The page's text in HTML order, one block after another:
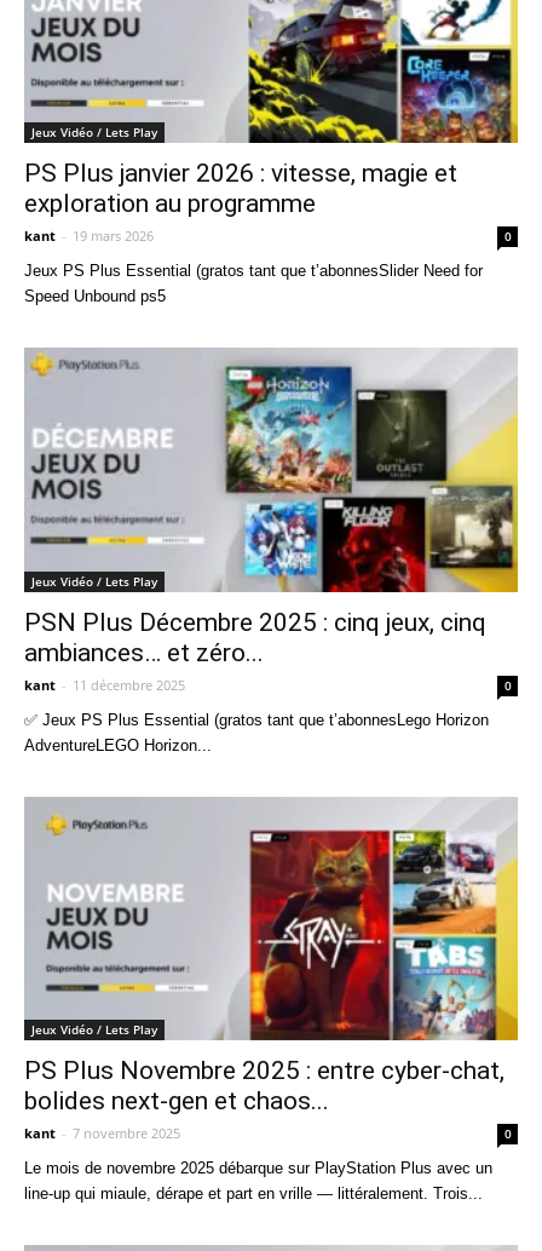
Jeux Vidéo / Lets Play
PS Plus janvier 2026 : vitesse, magie et
exploration au programme
kant - 19 mars 2026 0
Jeux PS Plus Essential (gratos tant que t’abonnesSlider Need for
Speed Unbound ps5
Jeux Vidéo / Lets Play
PSN Plus Décembre 2025 : cinq jeux, cinq
ambiances… et zéro...
kant - 11 décembre 2025 0
✅ Jeux PS Plus Essential (gratos tant que t’abonnesLego Horizon
AdventureLEGO Horizon...
Jeux Vidéo / Lets Play
PS Plus Novembre 2025 : entre cyber-chat,
bolides next-gen et chaos...
kant - 7 novembre 2025 0
Le mois de novembre 2025 débarque sur PlayStation Plus avec un
line-up qui miaule, dérape et part en vrille — littéralement. Trois...